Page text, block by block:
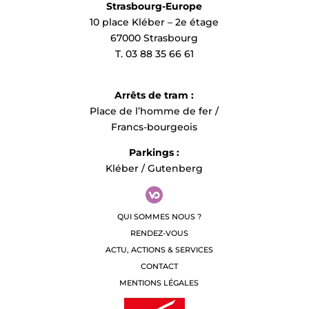
enjeux et les priorités que les élus
alsaciens pourront poursuivre
pour l’Alsace de demain.
exprimés en faveur du retour à
une région Alsace à part entière.
Ce temps sera suivi d’un moment
Merci de confirmer votre
Contact presse :
Sylvie Mertz
Strasbourg-Europe
10 place Kléber – 2e étage
67000 Strasbourg
T. 03 88 35 66 61
Arrêts de tram :
Place de l’homme de fer /
Francs-bourgeois
Parkings :
Kléber / Gutenberg
QUI SOMMES NOUS ?
RENDEZ-VOUS
ACTU, ACTIONS & SERVICES
CONTACT
MENTIONS LÉGALES